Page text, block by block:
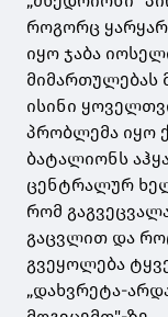
როგორც
იყო ჯაბა
მიმართულებას
ისინი
პრობლემა იყო
ბატალიონს
ცენტრალურ
რომ
გაცვლით და
გვეყოლება
„დახვრეტა-